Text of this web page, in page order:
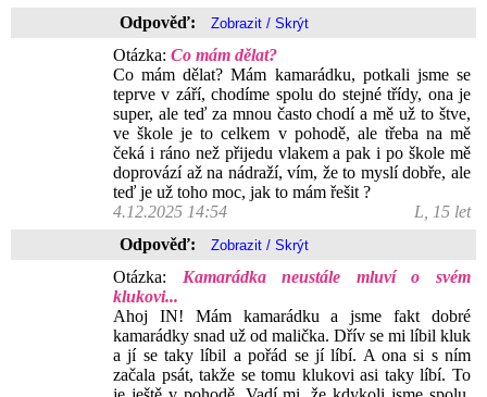
Odpověď:
Otázka: Co mám dělat?
Co mám dělat? Mám kamarádku, potkali jsme se
teprve v září, chodíme spolu do stejné třídy, ona je
super, ale teď za mnou často chodí a mě už to štve,
ve škole je to celkem v pohodě, ale třeba na mě
čeká i ráno než přijedu vlakem a pak i po škole mě
doprovází až na nádraží, vím, že to myslí dobře, ale
teď je už toho moc, jak to mám řešit ?
4.12.2025 14:54
L, 15 let
Odpověď:
Otázka: Kamarádka neustále mluví o svém
klukovi...
Ahoj IN! Mám kamarádku a jsme fakt dobré
kamarádky snad už od malička. Dřív se mi líbil kluk
a jí se taky líbil a pořád se jí líbí. A ona si s ním
začala psát, takže se tomu klukovi asi taky líbí. To